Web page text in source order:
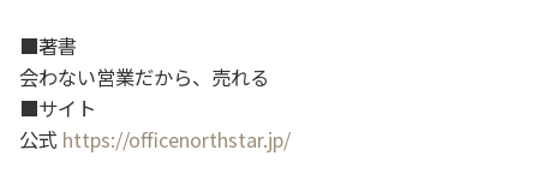
■著書
会わない営業だから、売れる
■サイト
公式 https://officenorthstar.jp/